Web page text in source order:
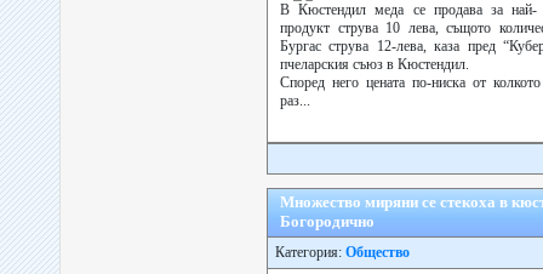
В Кюстендил меда се продава за най-
продукт струва 10 лева, същото
Бургас струва 12-лева, каза пред
пчеларския съюз в Кюстендил.
Според него цената по-ниска от
раз...
Множество миряни се стекоха в
Богородично
Категория: Общество